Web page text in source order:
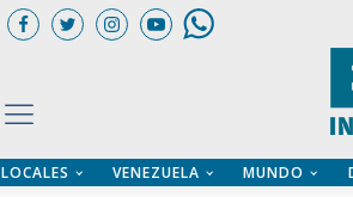
LOCALES VENEZUELA MUNDO